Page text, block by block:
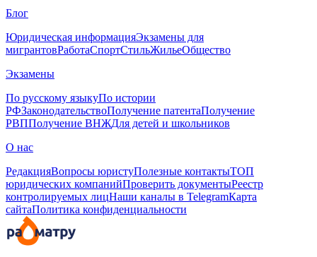
Блог
Юридическая информацияЭкзамены для
мигрантовРаботаСпортСтильЖильеОбщество
Экзамены
По русскому языкуПо истории
РФЗаконодательствоПолучение патентаПолучение
РВППолучение ВНЖДля детей и школьников
О нас
РедакцияВопросы юристуПолезные контактыТОП
юридических компанийПроверить документыРеестр
контролируемых лицНаши каналы в TelegramКарта
сайтаПолитика конфиденциальности